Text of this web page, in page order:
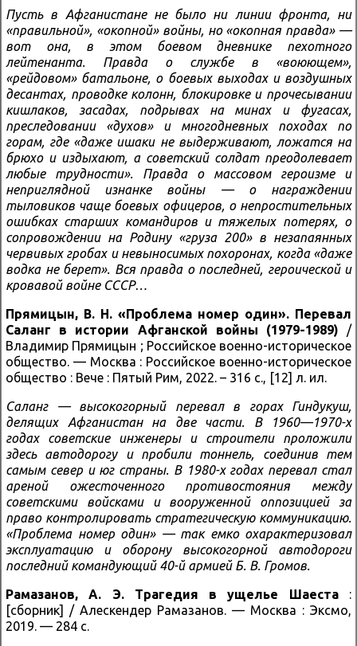
Пусть в Афганистане не было ни линии фронта, ни
«правильной», «окопной» войны, но «окопная правда» —
вот она, в этом боевом дневнике пехотного
лейтенанта. Правда о службе в «воюющем»,
«рейдовом» батальоне, о боевых выходах и воздушных
десантах, проводке колонн, блокировке и прочесывании
кишлаков, засадах, подрывах на минах и фугасах,
преследовании «духов» и многодневных походах по
горам, где «даже ишаки не выдерживают, ложатся на
брюхо и издыхают, а советский солдат преодолевает
любые трудности». Правда о массовом героизме и
неприглядной изнанке войны — о награждении
тыловиков чаще боевых офицеров, о непростительных
ошибках старших командиров и тяжелых потерях, о
сопровождении на Родину «груза 200» в незапаянных
червивых гробах и невыносимых похоронах, когда «даже
водка не берет». Вся правда о последней, героической и
кровавой войне СССР…
Прямицын, В. Н. «Проблема номер один». Перевал
Саланг в истории Афганской войны (1979-1989) /
Владимир Прямицын ; Российское военно-историческое
общество. — Москва : Российское военно-историческое
общество : Вече : Пятый Рим, 2022. – 316 с., [12] л. ил.
Саланг — высокогорный перевал в горах Гиндукуш,
делящих Афганистан на две части. В 1960—1970-х
годах советские инженеры и строители проложили
здесь автодорогу и пробили тоннель, соединив тем
самым север и юг страны. В 1980-х годах перевал стал
ареной ожесточенного противостояния между
советскими войсками и вооруженной оппозицией за
право контролировать стратегическую коммуникацию.
«Проблема номер один» — так емко охарактеризовал
эксплуатацию и оборону высокогорной автодороги
последний командующий 40-й армией Б. В. Громов.
Рамазанов, А. Э. Трагедия в ущелье Шаеста:
[сборник] / Алескендер Рамазанов. — Москва : Эксмо,
2019. — 284 с.